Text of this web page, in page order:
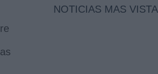
NOTICIAS MAS